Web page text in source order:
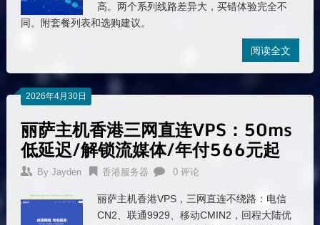
高。两个系列线路差异大，买错体验完全不
同。附套餐列表和选购建议。
阅读全文
2026年4月30日
丽萨主机香港三网直连VPS：50ms
低延迟/解锁流媒体/年付566元起
By Jayden 香港服务器 0 评论
丽萨主机香港VPS，三网直连不绕路：电信
CN2、联通9929、移动CMIN2，回程大陆优